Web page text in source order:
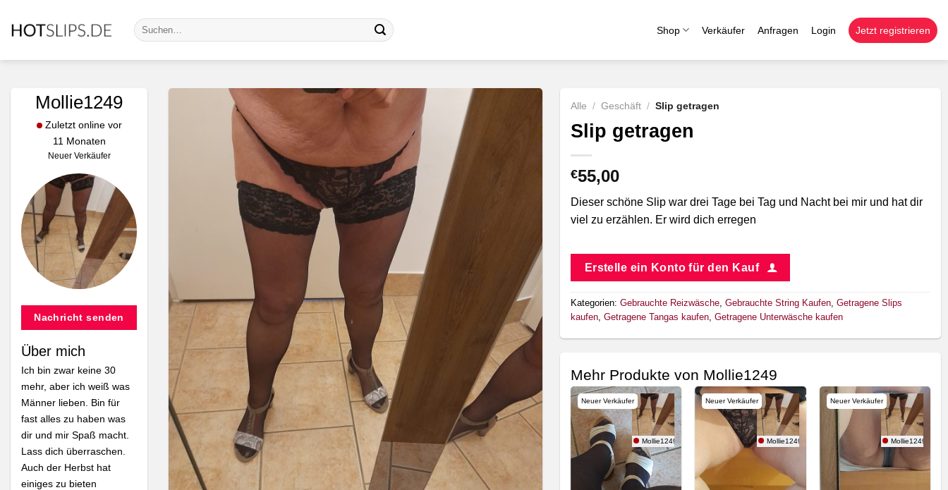
Inhalt
Suche
nach:
Shop Verkäufer Anfragen Login Jetzt registrieren
Mollie1249
Zuletzt online vor
11 Monaten
Neuer Verkäufer
Nachricht senden
Über mich
Ich bin zwar keine 30
mehr, aber ich weiß was
Männer lieben. Bin für
fast alles zu haben was
dir und mir Spaß macht.
Lass dich überraschen.
Auch der Herbst hat
einiges zu bieten
Alle / Geschäft / Slip getragen
Slip getragen
€55,00
Dieser schöne Slip war drei Tage bei Tag und Nacht bei mir und hat dir
viel zu erzählen. Er wird dich erregen
Erstelle ein Konto für den Kauf
Kategorien: Gebrauchte Reizwäsche, Gebrauchte String Kaufen, Getragene Slips
kaufen, Getragene Tangas kaufen, Getragene Unterwäsche kaufen
Mehr Produkte von Mollie1249
Neuer Verkäufer
Mollie1249
Neuer Verkäufer
Mollie1249
Neuer Verkäufer
Mollie1249